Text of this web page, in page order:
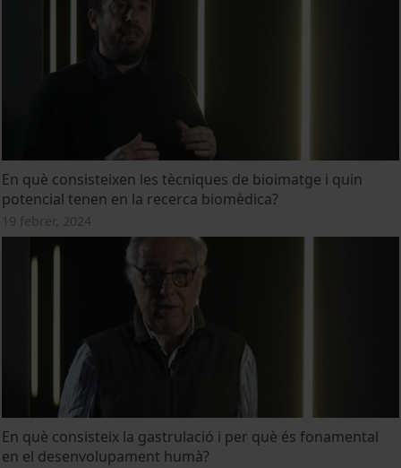
En què consisteixen les tècniques de bioimatge i quin
potencial tenen en la recerca biomèdica?
19 febrer, 2024
En què consisteix la gastrulació i per què és fonamental
en el desenvolupament humà?